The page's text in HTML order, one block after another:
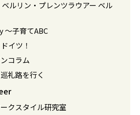
ルリン・プレンツラウアー ベル
〜子育てABC
イツ！
コラム
礼路を行く
クスタイル研究室